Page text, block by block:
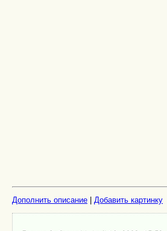
Дополнить описание Добавить картинку